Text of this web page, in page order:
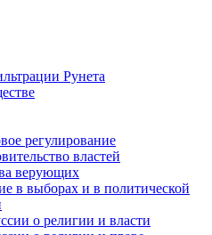
Рунета
регулирование
властей
верующих
в выборах и в политической
о религии и власти